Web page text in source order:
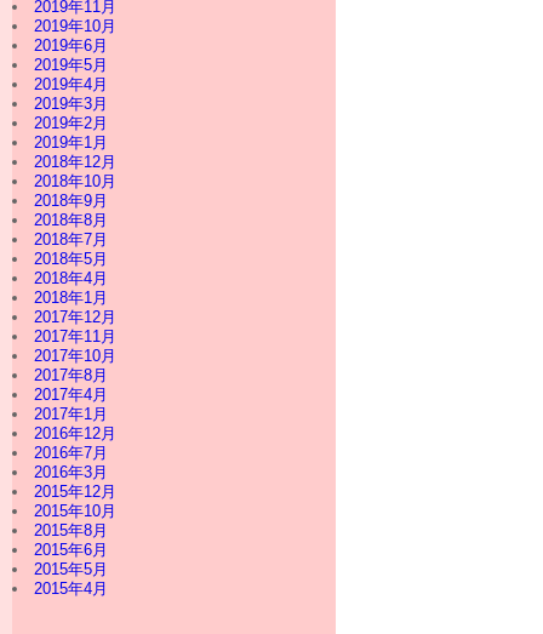
2019年11月
2019年10月
2019年6月
2019年5月
2019年4月
2019年3月
2019年2月
2019年1月
2018年12月
2018年10月
2018年9月
2018年8月
2018年7月
2018年5月
2018年4月
2018年1月
2017年12月
2017年11月
2017年10月
2017年8月
2017年4月
2017年1月
2016年12月
2016年7月
2016年3月
2015年12月
2015年10月
2015年8月
2015年6月
2015年5月
2015年4月